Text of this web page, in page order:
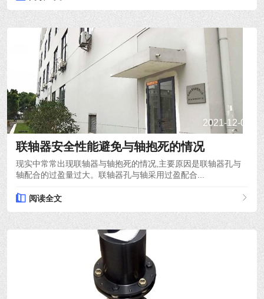
2021-12-08
联轴器安全性能避免与轴抱死的情况
现实中常常出现联轴器与轴抱死的情况,主要原因是联轴器孔与
轴配合的过盈量过大。联轴器孔与轴采用过盈配合...
阅读全文